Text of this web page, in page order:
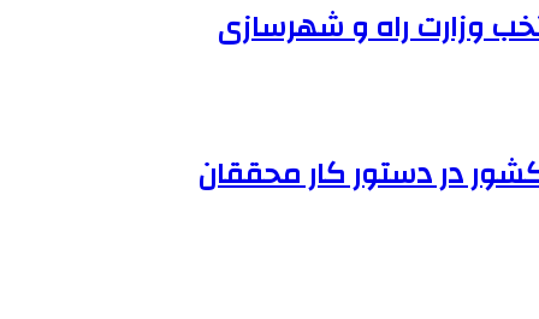
وزارت راه و شهرسازی
در دستور کار محققان